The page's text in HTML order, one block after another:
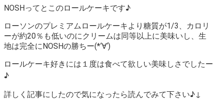
NOSHってとこのロールケーキです♪
ローソンのプレミアムロールケーキより糖質が1/3、カロリ
ーが約20％も低いのにクリームは同等以上に美味いし、生
地は完全にNOSHの勝ちー(*‘∀‘)
ロールケーキ好きには１度は食べて欲しい美味しさでしたー
♪
詳しく記事にしたので気になったら読んでみて下さい♪↓